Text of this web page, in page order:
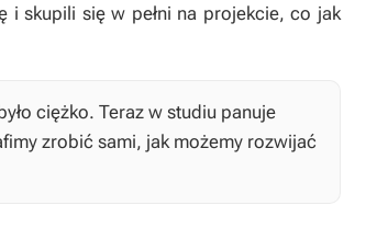
i skupili się w pełni na projekcie, co jak
ciężko. Teraz w studiu panuje
zrobić sami, jak możemy rozwijać